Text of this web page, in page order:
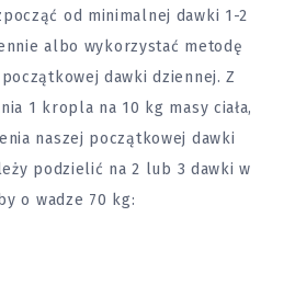
od minimalnej dawki 1-2
albo wykorzystać metodę
dawki dziennej. Z
1 kropla na 10 kg masy ciała,
naszej początkowej dawki
podzielić na 2 lub 3 dawki w
o wadze 70 kg: